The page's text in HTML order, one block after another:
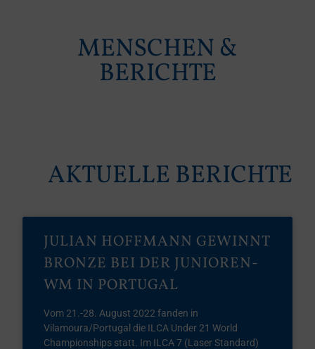
MENSCHEN &
BERICHTE
AKTUELLE BERICHTE
JULIAN HOFFMANN GEWINNT
BRONZE BEI DER JUNIOREN-
WM IN PORTUGAL
Vom 21.-28. August 2022 fanden in
Vilamoura/Portugal die ILCA Under 21 World
Championships statt. Im ILCA 7 (Laser Standard)